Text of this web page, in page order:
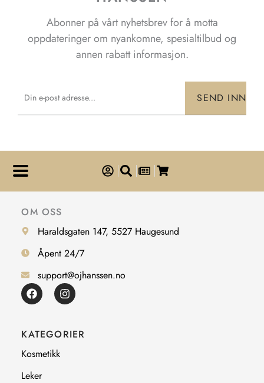
Abonner på vårt nyhetsbrev for å motta
oppdateringer om nyankomne, spesialtilbud og
annen rabatt informasjon.
SEND INN
OM OSS
Haraldsgaten 147, 5527 Haugesund
Åpent 24/7
support@ojhanssen.no
F
a
b
o
o
I
n
a
g
KATEGORIER
Kosmetikk
Leker